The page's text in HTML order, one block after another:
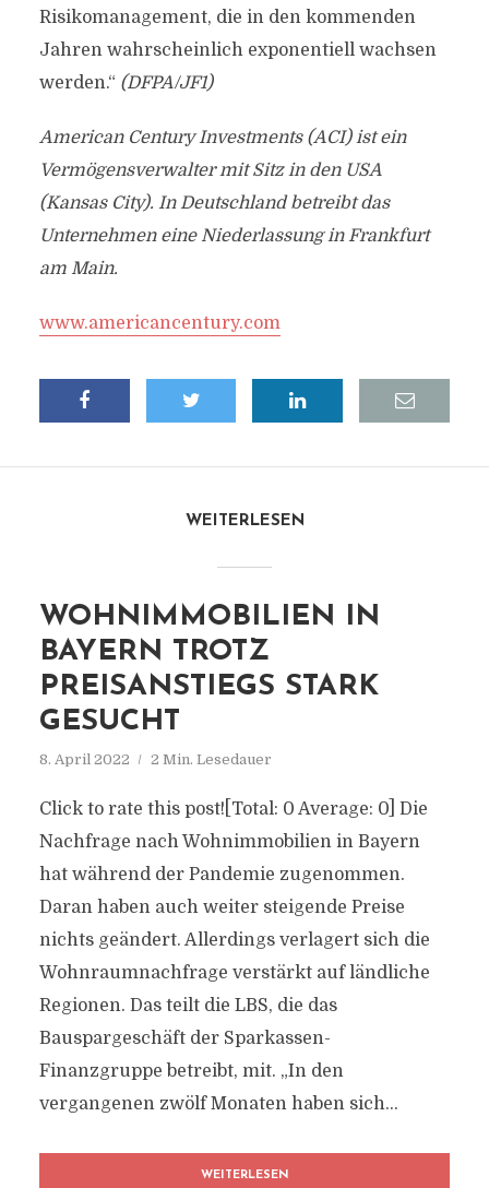
Risikomanagement, die in den kommenden
Jahren wahrscheinlich exponentiell wachsen
werden.“ (DFPA/JF1)
American Century Investments (ACI) ist ein
Vermögensverwalter mit Sitz in den USA
(Kansas City). In Deutschland betreibt das
Unternehmen eine Niederlassung in Frankfurt
am Main.
www.americancentury.com
WEITERLESEN
WOHNIMMOBILIEN IN
BAYERN TROTZ
PREISANSTIEGS STARK
GESUCHT
8. April 2022 2 Min. Lesedauer
Click to rate this post![Total: 0 Average: 0] Die
Nachfrage nach Wohnimmobilien in Bayern
hat während der Pandemie zugenommen.
Daran haben auch weiter steigende Preise
nichts geändert. Allerdings verlagert sich die
Wohnraumnachfrage verstärkt auf ländliche
Regionen. Das teilt die LBS, die das
Bauspargeschäft der Sparkassen-
Finanzgruppe betreibt, mit. „In den
vergangenen zwölf Monaten haben sich...
WEITERLESEN